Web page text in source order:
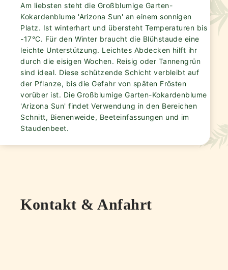
Am liebsten steht die Großblumige Garten-
Kokardenblume 'Arizona Sun' an einem sonnigen
Platz. Ist winterhart und übersteht Temperaturen bis
-17°C. Für den Winter braucht die Blühstaude eine
leichte Unterstützung. Leichtes Abdecken hilft ihr
durch die eisigen Wochen. Reisig oder Tannengrün
sind ideal. Diese schützende Schicht verbleibt auf
der Pflanze, bis die Gefahr von späten Frösten
vorüber ist. Die Großblumige Garten-Kokardenblume
'Arizona Sun' findet Verwendung in den Bereichen
Schnitt, Bienenweide, Beeteinfassungen und im
Staudenbeet.
Kontakt & Anfahrt